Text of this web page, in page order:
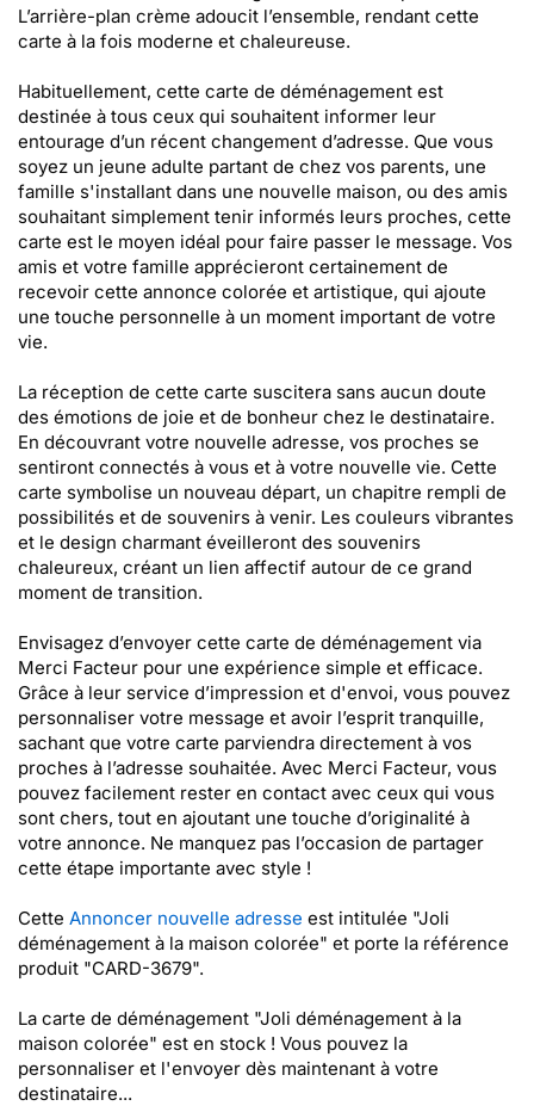
L’arrière-plan crème adoucit l’ensemble, rendant cette
carte à la fois moderne et chaleureuse.
Habituellement, cette carte de déménagement est
destinée à tous ceux qui souhaitent informer leur
entourage d’un récent changement d’adresse. Que vous
soyez un jeune adulte partant de chez vos parents, une
famille s'installant dans une nouvelle maison, ou des amis
souhaitant simplement tenir informés leurs proches, cette
carte est le moyen idéal pour faire passer le message. Vos
amis et votre famille apprécieront certainement de
recevoir cette annonce colorée et artistique, qui ajoute
une touche personnelle à un moment important de votre
vie.
La réception de cette carte suscitera sans aucun doute
des émotions de joie et de bonheur chez le destinataire.
En découvrant votre nouvelle adresse, vos proches se
sentiront connectés à vous et à votre nouvelle vie. Cette
carte symbolise un nouveau départ, un chapitre rempli de
possibilités et de souvenirs à venir. Les couleurs vibrantes
et le design charmant éveilleront des souvenirs
chaleureux, créant un lien affectif autour de ce grand
moment de transition.
Envisagez d’envoyer cette carte de déménagement via
Merci Facteur pour une expérience simple et efficace.
Grâce à leur service d’impression et d'envoi, vous pouvez
personnaliser votre message et avoir l’esprit tranquille,
sachant que votre carte parviendra directement à vos
proches à l’adresse souhaitée. Avec Merci Facteur, vous
pouvez facilement rester en contact avec ceux qui vous
sont chers, tout en ajoutant une touche d’originalité à
votre annonce. Ne manquez pas l’occasion de partager
cette étape importante avec style !
Cette Annoncer nouvelle adresse est intitulée "Joli
déménagement à la maison colorée" et porte la référence
produit "CARD-3679".
La carte de déménagement "Joli déménagement à la
maison colorée" est en stock ! Vous pouvez la
personnaliser et l'envoyer dès maintenant à votre
destinataire...